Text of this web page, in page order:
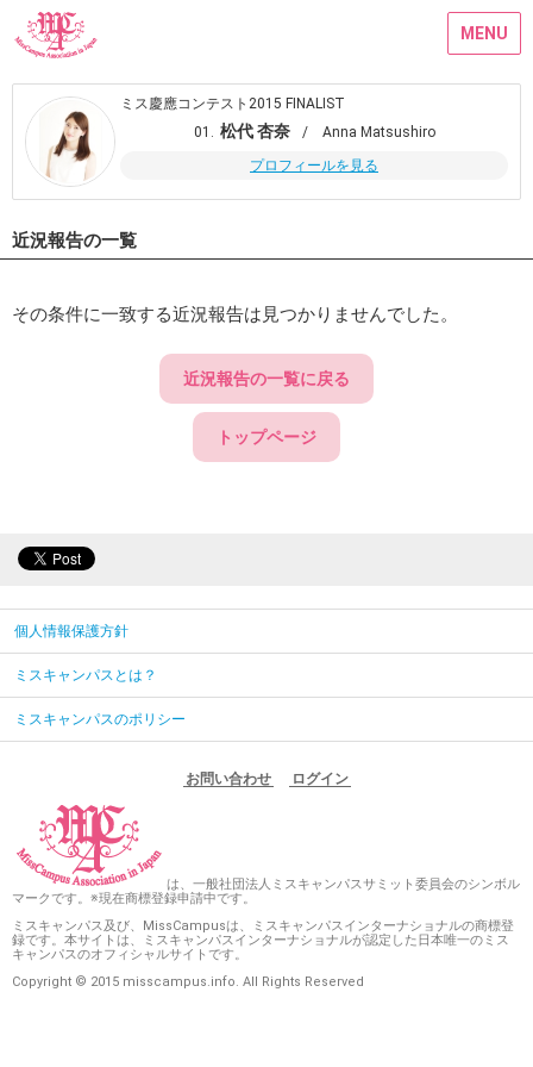
MENU
ミス慶應コンテスト2015 FINALIST
01. 松代 杏奈
/ Anna Matsushiro
プロフィールを見る
近況報告の一覧
その条件に一致する近況報告は見つかりませんでした。
近況報告の一覧に戻る
トップページ
個人情報保護方針
ミスキャンパスとは？
ミスキャンパスのポリシー
お問い合わせ ログイン
は、一般社団法人ミスキャンパスサミット委員会のシンボル
マークです。※現在商標登録申請中です。
ミスキャンパス及び、MissCampusは、ミスキャンパスインターナショナルの商標登
録です。本サイトは、ミスキャンパスインターナショナルが認定した日本唯一のミス
キャンパスのオフィシャルサイトです。
Copyright © 2015 misscampus.info. All Rights Reserved